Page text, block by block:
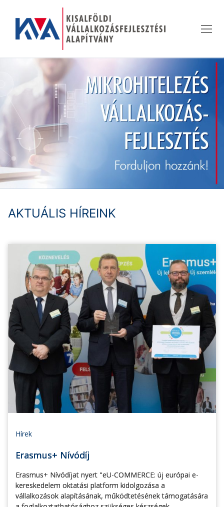
tartalomra
AKTUÁLIS HÍREINK
Hírek
Erasmus+ Nívódíj
Erasmus+ Nívódíjat nyert "eU-COMMERCE: új európai e-
kereskedelem oktatási platform kidolgozása a
vállalkozások alapításának, működtetésének támogatására